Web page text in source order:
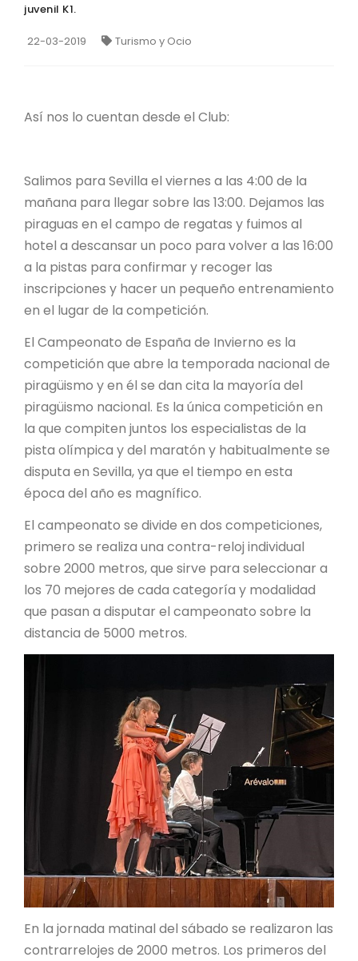
juvenil K1.
22-03-2019 Turismo y Ocio
Así nos lo cuentan desde el Club:
Salimos para Sevilla el viernes a las 4:00 de la
mañana para llegar sobre las 13:00. Dejamos las
piraguas en el campo de regatas y fuimos al
hotel a descansar un poco para volver a las 16:00
a la pistas para confirmar y recoger las
inscripciones y hacer un pequeño entrenamiento
en el lugar de la competición.
El Campeonato de España de Invierno es la
competición que abre la temporada nacional de
piragüismo y en él se dan cita la mayoría del
piragüismo nacional. Es la única competición en
la que compiten juntos los especialistas de la
pista olímpica y del maratón y habitualmente se
disputa en Sevilla, ya que el tiempo en esta
época del año es magnífico.
El campeonato se divide en dos competiciones,
primero se realiza una contra-reloj individual
sobre 2000 metros, que sirve para seleccionar a
los 70 mejores de cada categoría y modalidad
que pasan a disputar el campeonato sobre la
distancia de 5000 metros.
En la jornada matinal del sábado se realizaron las
contrarrelojes de 2000 metros. Los primeros del